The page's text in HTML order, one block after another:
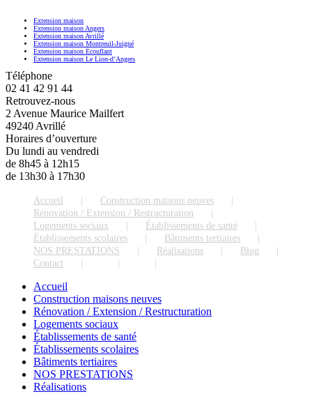
Extension maison
Extension maison Angers
Extension maison Avrillé
Extension maison Montreuil-Juigné
Extension maison Écouflant
Extension maison Le Lion-d’Angers
Téléphone
02 41 42 91 44
Retrouvez-nous
2 Avenue Maurice Mailfert
49240 Avrillé
Horaires d’ouverture
Du lundi au vendredi
de 8h45 à 12h15
de 13h30 à 17h30
Accueil
Construction maisons neuves
Rénovation / Extension / Restructuration
Logements sociaux
Établissements de santé
Établissements scolaires
Bâtiments tertiaires
NOS PRESTATIONS
Réalisations
Blog
Contact
Accueil
Construction maisons neuves
Rénovation / Extension / Restructuration
Logements sociaux
Établissements de santé
Établissements scolaires
Bâtiments tertiaires
NOS PRESTATIONS
Réalisations